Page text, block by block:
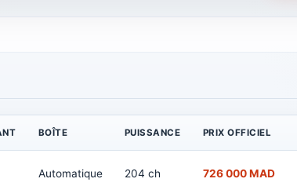
BOÎTE PUISSANCE PRIX OFFICIEL
Automatique 204 ch 726 000 MAD